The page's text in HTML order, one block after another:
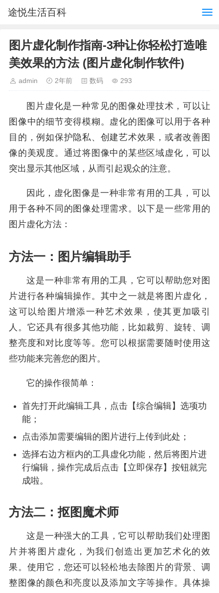
途悦生活百科
图片虚化制作指南-3种让你轻松打造唯
美效果的方法 (图片虚化制作软件)
admin 2年前 数码 293
图片虚化是一种常见的图像处理技术，可以让
图像中的细节变得模糊。虚化的图像可以用于各种
目的，例如保护隐私、创建艺术效果，或者改善图
像的美观度。通过将图像中的某些区域虚化，可以
突出显示其他区域，从而引起观众的注意。
因此，虚化图像是一种非常有用的工具，可以
用于各种不同的图像处理需求。以下是一些常用的
图片虚化方法：
方法一：图片编辑助手
这是一种非常有用的工具，它可以帮助您对图
片进行各种编辑操作。其中之一就是将图片虚化，
这可以给图片增添一种艺术效果，使其更加吸引
人。它还具有很多其他功能，比如裁剪、旋转、调
整亮度和对比度等等。您可以根据需要随时使用这
些功能来完善您的图片。
它的操作很简单：
首先打开此编辑工具，点击【综合编辑】选项功
能；
点击添加需要编辑的图片进行上传到此处；
选择右边方框内的工具虚化功能，然后将图片进
行编辑，操作完成后点击【立即保存】按钮就完
成啦。
方法二：抠图魔术师
这是一种强大的工具，它可以帮助我们处理图
片并将图片虚化，为我们创造出更加艺术化的效
果。使用它，您还可以轻松地去除图片的背景、调
整图像的颜色和亮度以及添加文字等操作。具体操